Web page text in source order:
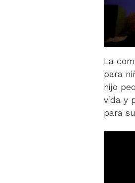
La
para
hijo
vida y
para